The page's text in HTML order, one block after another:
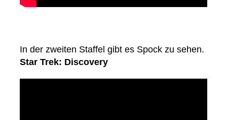
In der zweiten Staffel gibt es Spock zu sehen.
Star Trek: Discovery